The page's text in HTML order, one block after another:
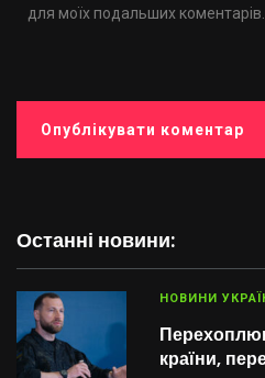
Останні новини:
НОВИНИ
країни,
для моїх подальших коментарів.